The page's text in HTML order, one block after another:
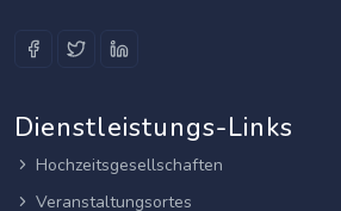
Dienstleistungs-Links
Hochzeitsgesellschaften
Veranstaltungsortes